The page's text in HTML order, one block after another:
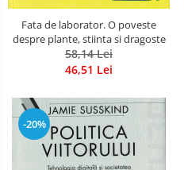
Fata de laborator. O poveste
despre plante, stiinta si dragoste
58,14 Lei
46,51 Lei
-20%